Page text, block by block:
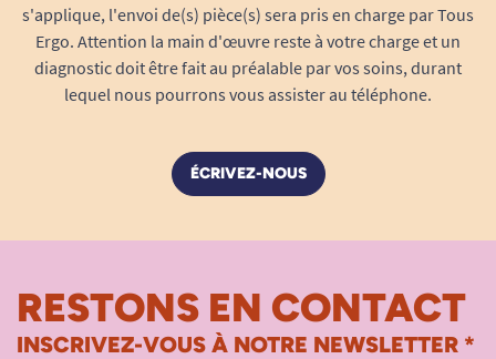
s'applique, l'envoi de(s) pièce(s) sera pris en charge par Tous
Ergo. Attention la main d'œuvre reste à votre charge et un
diagnostic doit être fait au préalable par vos soins, durant
lequel nous pourrons vous assister au téléphone.
ÉCRIVEZ-NOUS
RESTONS EN CONTACT
INSCRIVEZ-VOUS À NOTRE NEWSLETTER *